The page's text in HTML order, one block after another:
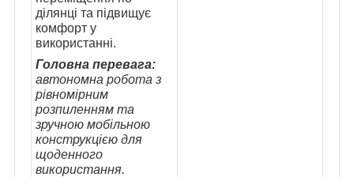
ділянці та підвищує
комфорт у
використанні.
Головна перевага:
автономна робота з
рівномірним
розпиленням та
зручною мобільною
конструкцією для
щоденного
використання.